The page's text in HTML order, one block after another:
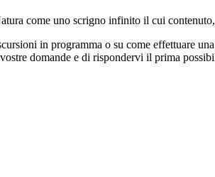
come uno scrigno infinito il cui
in programma o su come effettuare
domande e di rispondervi il prima